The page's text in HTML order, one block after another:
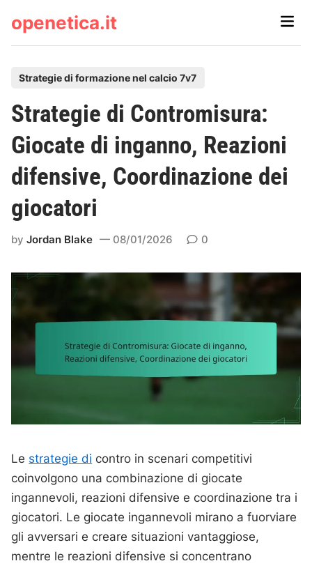
openetica.it
Main
s
t
e
d
n
Strategie di formazione nel calcio 7v7
Strategie di Contromisura:
Giocate di inganno, Reazioni
difensive, Coordinazione dei
giocatori
byJordan Blake 08/01/2026 0
Le strategie di contro in scenari competitivi
coinvolgono una combinazione di giocate
ingannevoli, reazioni difensive e coordinazione tra i
giocatori. Le giocate ingannevoli mirano a fuorviare
gli avversari e creare situazioni vantaggiose,
mentre le reazioni difensive si concentrano